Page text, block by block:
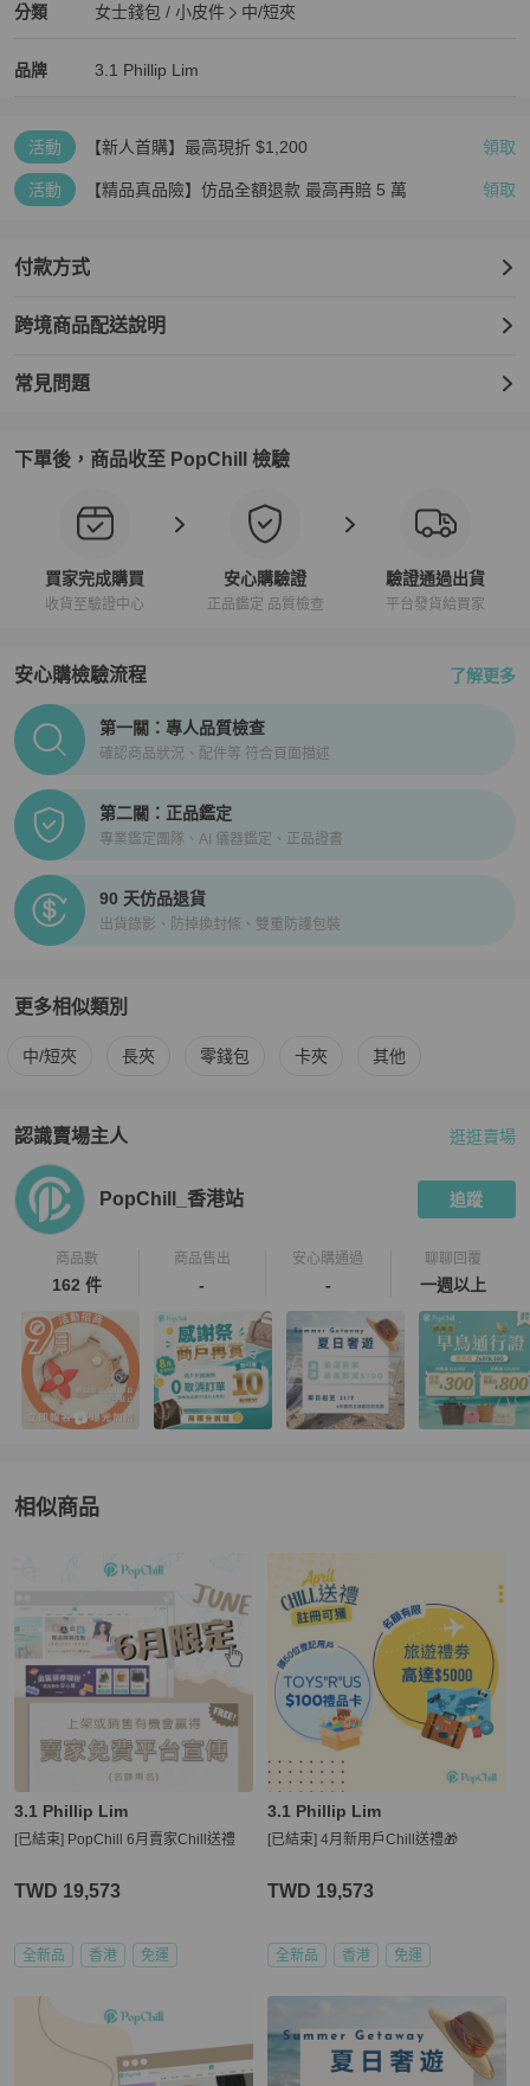
分類
3.1 Phillip Lim女士錢包 / 小皮件分類資訊
女士錢包 / 小皮件
中/短夾
品牌
3.1 Phillip Lim 精品女士錢包 / 小皮件
3.1 Phillip Lim
3.1 Phillip Lim 推薦清單
活動 【新人首購】最高現折 $1,200 領取
活動 【精品真品險】仿品全額退款 最高再賠 5 萬 領取
付款方式
跨境商品配送說明
常見問題
下單後，商品收至 PopChill 檢驗
買家完成購買
收貨至驗證中心
安心購驗證
正品鑑定 品質檢查
驗證通過出貨
平台發貨給買家
安心購檢驗流程 了解更多
PopChill拍拍圈正品驗證、安心購檢驗流程介紹
第一關：專人品質檢查
確認商品狀況、配件等 符合頁面描述
第二關：正品鑑定
專業鑑定團隊、AI 儀器鑑定、正品證書
90 天仿品退貨
出貨錄影、防掉換封條、雙重防護包裝
更多相似類別
更多3.1 Phillip Lim 女士錢包 / 小皮件相似商品推薦
中/短夾 長夾 零錢包 卡夾 其他
認識賣場主人
PopChill 拍拍圈嚴選賣家
逛逛賣場
PopChill_香港站 追蹤
商品數
162 件
商品售出
-
安心購通過
-
聊聊回覆
一週以上
相似商品
女士錢包 / 小皮件
3.1 Phillip Lim
[已結束] PopChill 6月賣家Chill送禮
TWD 19,573
全新品 香港 免運
3.1 Phillip Lim
[已結束] 4月新用戶Chill送禮🎁
TWD 19,573
全新品 香港 免運